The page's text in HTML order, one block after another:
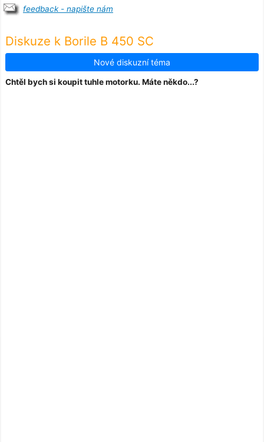
feedback - napište nám
Diskuze k Borile B 450 SC
Nové diskuzní téma
Chtěl bych si koupit tuhle motorku. Máte někdo...?